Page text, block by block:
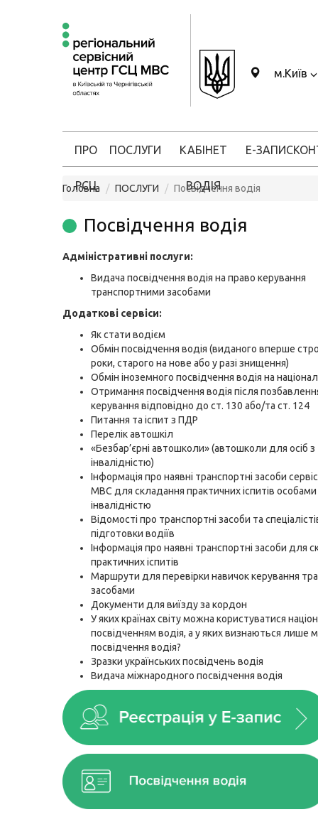
м.Київ
ПРО
РСЦ
ПОСЛУГИ КАБІНЕТ
ВОДІЯ
Е-ЗАПИС
Головна ПОСЛУГИ Посвідчення водія
Посвідчення водія
Адміністративні послуги:
Видача посвідчення водія на право керування
транспортними засобами
Додаткові сервіси:
Як стати водієм
Обмін посвідчення водія (виданого вперше
роки, старого на нове або у разі знищення)
Обмін іноземного посвідчення водія на
Отримання посвідчення водія після
керування відповідно до ст. 130 або/та ст. 124
Питання та іспит з ПДР
Перелік автошкіл
«Безбар’єрні автошколи» (автошколи для осіб з
інвалідністю)
Інформація про наявні транспортні засоби
МВС для складання практичних іспитів особами
інвалідністю
Відомості про транспортні засоби та
підготовки водіїв
Інформація про наявні транспортні засоби для
практичних іспитів
Маршрути для перевірки навичок керування
засобами
Документи для виїзду за кордон
У яких країнах світу можна користуватися
посвідченням водія, а у яких визнаються лише
посвідчення водія?
Зразки українських посвідчень водія
Видача міжнародного посвідчення водія